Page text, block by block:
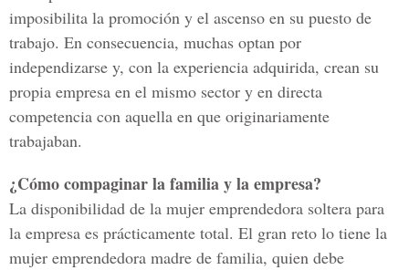
imposibilita la promoción y el ascenso en su puesto de
trabajo. En consecuencia, muchas optan por
independizarse y, con la experiencia adquirida, crean su
propia empresa en el mismo sector y en directa
competencia con aquella en que originariamente
trabajaban.
¿Cómo compaginar la familia y la empresa?
La disponibilidad de la mujer emprendedora soltera para
la empresa es prácticamente total. El gran reto lo tiene la
mujer emprendedora madre de familia, quien debe